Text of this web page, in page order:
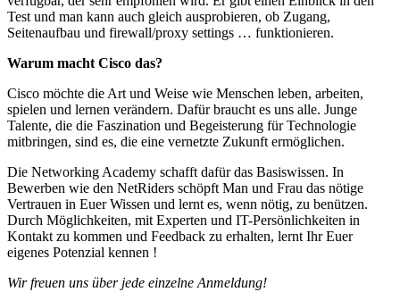
Test und man kann auch gleich ausprobieren, ob Zugang,
Seitenaufbau und firewall/proxy settings … funktionieren.
Warum macht Cisco das?
Cisco möchte die Art und Weise wie Menschen leben, arbeiten,
spielen und lernen verändern. Dafür braucht es uns alle. Junge
Talente, die die Faszination und Begeisterung für Technologie
mitbringen, sind es, die eine vernetzte Zukunft ermöglichen.
Die Networking Academy schafft dafür das Basiswissen. In
Bewerben wie den NetRiders schöpft Man und Frau das nötige
Vertrauen in Euer Wissen und lernt es, wenn nötig, zu benützen.
Durch Möglichkeiten, mit Experten und IT-Persönlichkeiten in
Kontakt zu kommen und Feedback zu erhalten, lernt Ihr Euer
eigenes Potenzial kennen !
Wir freuen uns über jede einzelne Anmeldung!